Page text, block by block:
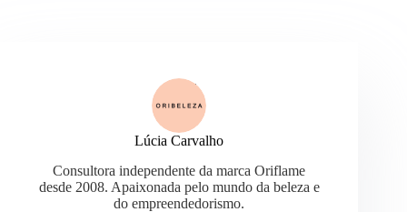
Lúcia Carvalho
Consultora independente da marca Oriflame
desde 2008. Apaixonada pelo mundo da beleza e
do empreendedorismo.